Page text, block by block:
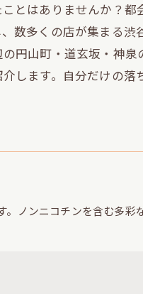
とはありませんか？都
数多くの店が集まる渋
円山町・道玄坂・神泉
します。自分だけの落
ノンニコチンを含む多彩